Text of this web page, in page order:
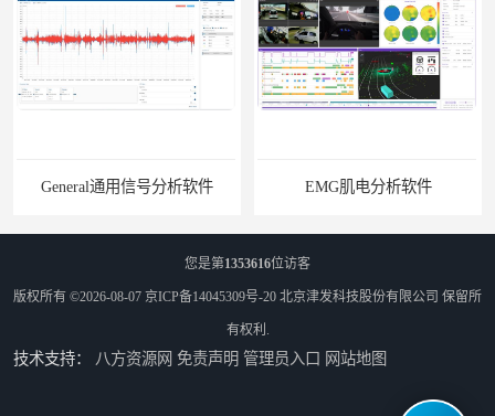
General通用信号分析软件 EMG肌电分析软件
您是第1353616位访客
版权所有 ©2026-08-07 京ICP备14045309号-20 北京津发科技股份有限公司 保留所
有权利.
技术支持： 八方资源网 免责声明 管理员入口 网站地图